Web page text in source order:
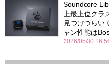
Soundcore
上最上位クラ
見つけづら
ャン性能は
2026/05/30